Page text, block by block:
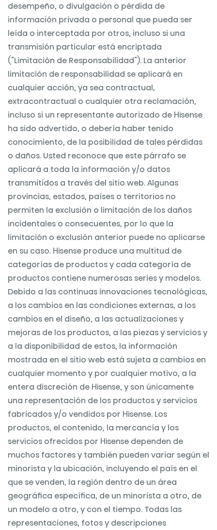
desempeño, o divulgación o pérdida de
información privada o personal que pueda ser
leída o interceptada por otros, incluso si una
transmisión particular está encriptada
("Limitación de Responsabilidad"). La anterior
limitación de responsabilidad se aplicará en
cualquier acción, ya sea contractual,
extracontractual o cualquier otra reclamación,
incluso si un representante autorizado de Hisense
ha sido advertido, o debería haber tenido
conocimiento, de la posibilidad de tales pérdidas
o daños. Usted reconoce que este párrafo se
aplicará a toda la información y/o datos
transmitidos a través del sitio web. Algunas
provincias, estados, países o territorios no
permiten la exclusión o limitación de los daños
incidentales o consecuentes, por lo que la
limitación o exclusión anterior puede no aplicarse
en su caso. Hisense produce una multitud de
categorías de productos y cada categoría de
productos contiene numerosas series y modelos.
Debido a las continuas innovaciones tecnológicas,
a los cambios en las condiciones externas, a los
cambios en el diseño, a las actualizaciones y
mejoras de los productos, a las piezas y servicios y
a la disponibilidad de estos, la información
mostrada en el sitio web está sujeta a cambios en
cualquier momento y por cualquier motivo, a la
entera discreción de Hisense, y son únicamente
una representación de los productos y servicios
fabricados y/o vendidos por Hisense. Los
productos, el contenido, la mercancía y los
servicios ofrecidos por Hisense dependen de
muchos factores y también pueden variar según el
minorista y la ubicación, incluyendo el país en el
que se venden, la región dentro de un área
geográfica específica, de un minorista a otro, de
un modelo a otro, y con el tiempo. Todas las
representaciones, fotos y descripciones